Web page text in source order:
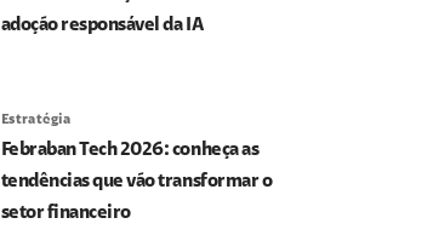
adoção responsável da IA
Estratégia
Febraban Tech 2026: conheça as
tendências que vão transformar o
setor financeiro